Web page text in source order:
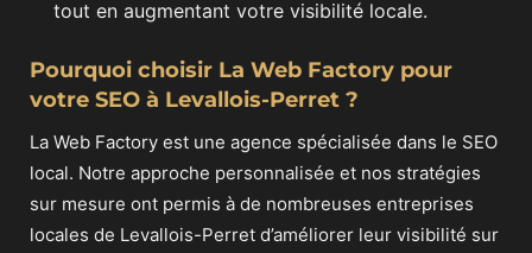
tout en augmentant votre visibilité locale.
Pourquoi choisir La Web Factory pour
votre SEO à Levallois-Perret ?
La Web Factory est une agence spécialisée dans le SEO
local. Notre approche personnalisée et nos stratégies
sur mesure ont permis à de nombreuses entreprises
locales de Levallois-Perret d’améliorer leur visibilité sur